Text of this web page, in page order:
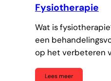
Fysiotherapie
Wat is
een
op het verbeteren
Lees meer